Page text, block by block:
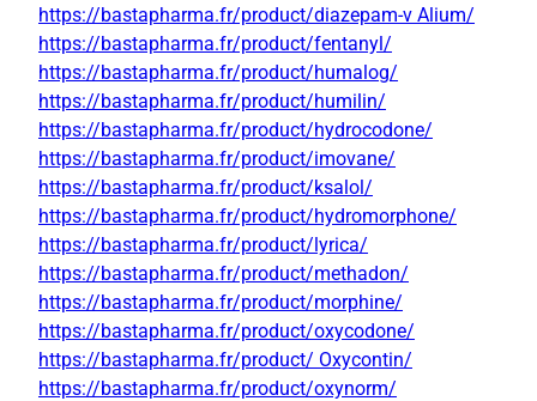
https://bastapharma.fr/product/diazepam-v Alium/
https://bastapharma.fr/product/fentanyl/
https://bastapharma.fr/product/humalog/
https://bastapharma.fr/product/humilin/
https://bastapharma.fr/product/hydrocodone/
https://bastapharma.fr/product/imovane/
https://bastapharma.fr/product/ksalol/
https://bastapharma.fr/product/hydromorphone/
https://bastapharma.fr/product/lyrica/
https://bastapharma.fr/product/methadon/
https://bastapharma.fr/product/morphine/
https://bastapharma.fr/product/oxycodone/
https://bastapharma.fr/product/ Oxycontin/
https://bastapharma.fr/product/oxynorm/